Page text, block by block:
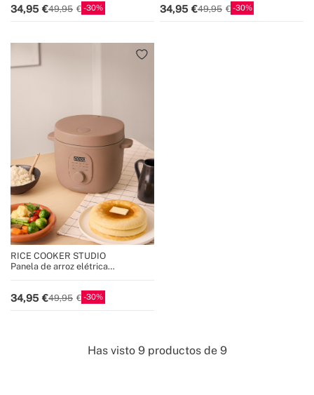
34,95 49,95 30 34,95 49,95 30
RICE COOKER STUDIO
Panela de arroz elétrica
34,95 49,95 30
Has visto 9productos de 9